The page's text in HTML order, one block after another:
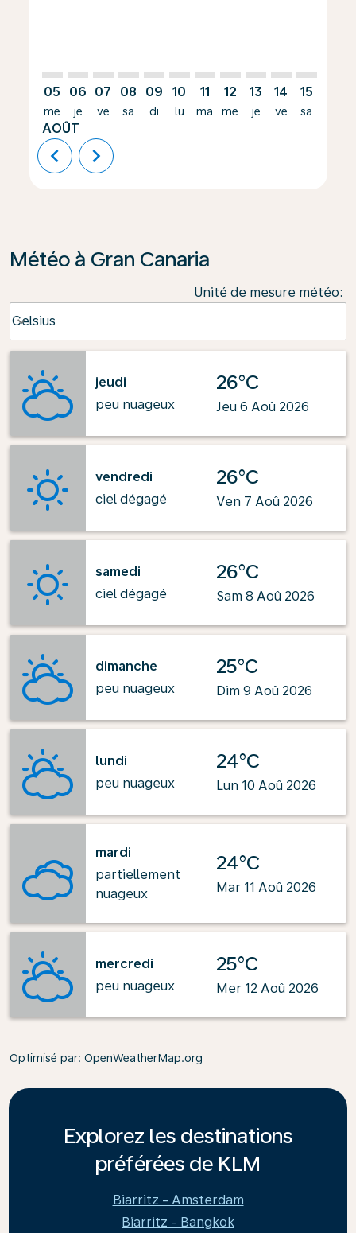
05
me
AOÛT
06
je
07
ve
08
sa
09
di
10
lu
11
ma
12
me
13
je
14
ve
15
sa
chevron_left chevron_right
Météo à Gran Canaria
Unité de mesure météo:
Celsius
keyboard_arrow_down
jeudi
peu nuageux
26°C
Jeu 6 Aoû 2026
vendredi
ciel dégagé
26°C
Ven 7 Aoû 2026
samedi
ciel dégagé
26°C
Sam 8 Aoû 2026
dimanche
peu nuageux
25°C
Dim 9 Aoû 2026
lundi
peu nuageux
24°C
Lun 10 Aoû 2026
mardi
partiellement
nuageux
24°C
Mar 11 Aoû 2026
mercredi
peu nuageux
25°C
Mer 12 Aoû 2026
Optimisé par: OpenWeatherMap.org
Explorez les destinations
préférées de KLM
Biarritz - Amsterdam
Biarritz - Bangkok